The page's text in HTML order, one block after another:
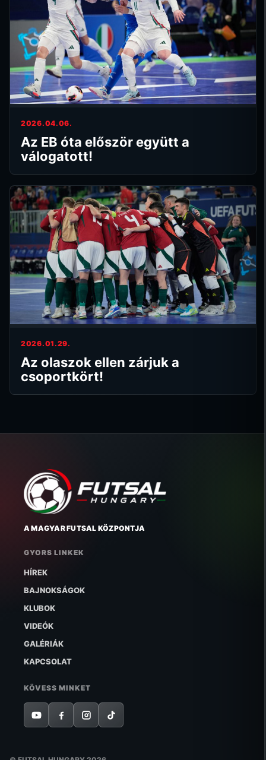
2026.04.06.
Az EB óta először együtt a
válogatott!
2026.01.29.
Az olaszok ellen zárjuk a
csoportkört!
A MAGYAR FUTSAL KÖZPONTJA
GYORS LINKEK
HÍREK
BAJNOKSÁGOK
KLUBOK
VIDEÓK
GALÉRIÁK
KAPCSOLAT
KÖVESS MINKET